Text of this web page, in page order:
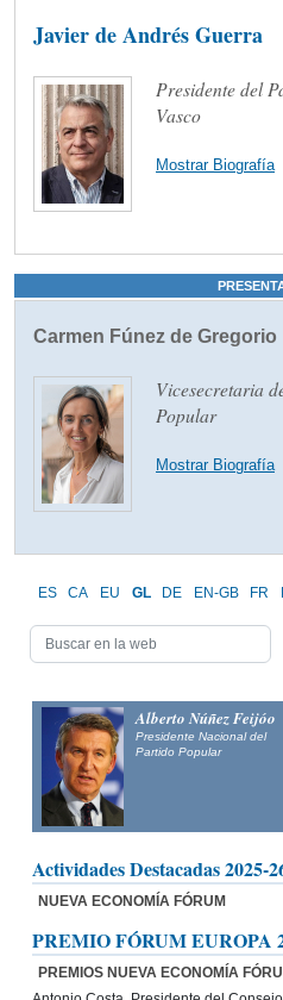
Javier de Andrés Guerra
Presidente del
Vasco
Mostrar Biografía
Carmen Fúnez de Gregorio
Vicesecretaria
Popular
Mostrar Biografía
ES CA EU GL DE EN-GB FR
Alberto Núñez Feijóo
Presidente Nacional del
Partido Popular
Actividades Destacadas 2025-
NUEVA ECONOMÍA FÓRUM
PREMIO FÓRUM EUROPA
PREMIOS NUEVA ECONOMÍA